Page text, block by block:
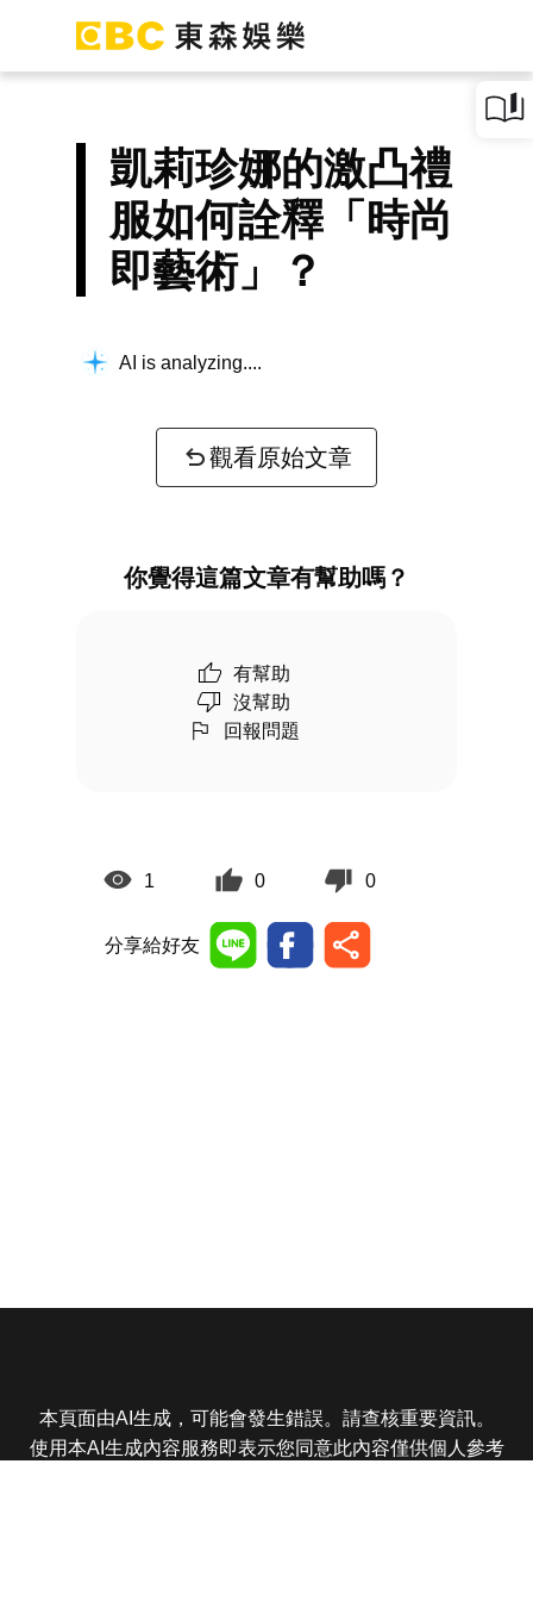
凱莉珍娜的激凸禮
服如何詮釋「時尚
即藝術」？
AI is analyzing...
觀看原始文章
你覺得這篇文章有幫助嗎？
有幫助
沒幫助
回報問題
1 0 0
分享給好友
本頁面由AI生成，可能會發生錯誤。請查核重要資訊。
使用本AI生成內容服務即表示您同意此內容僅供個人參考